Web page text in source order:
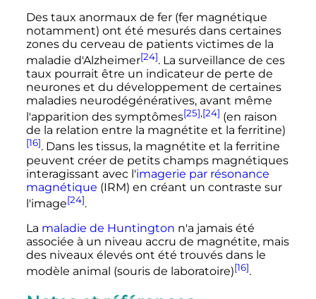
Des taux anormaux de fer (fer magnétique
notamment) ont été mesurés dans certaines
zones du cerveau de patients victimes de la
maladie d'Alzheimer[24]. La surveillance de ces
taux pourrait être un indicateur de perte de
neurones et du développement de certaines
maladies neurodégénératives, avant même
l'apparition des symptômes[25],[24] (en raison
de la relation entre la magnétite et la ferritine)
[16]. Dans les tissus, la magnétite et la ferritine
peuvent créer de petits champs magnétiques
interagissant avec l'imagerie par résonance
magnétique (IRM) en créant un contraste sur
l'image[24].
La maladie de Huntington n'a jamais été
associée à un niveau accru de magnétite, mais
des niveaux élevés ont été trouvés dans le
modèle animal (souris de laboratoire)[16].